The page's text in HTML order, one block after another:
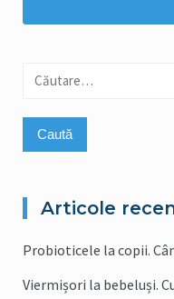
Caută
Articole
Probioticele la copii.
Viermișori la bebeluși.